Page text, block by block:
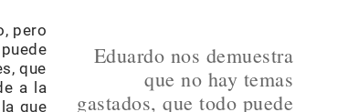
Eduardo nos demuestra
que no hay temas
gastados, que todo puede
pero
que
a la
que